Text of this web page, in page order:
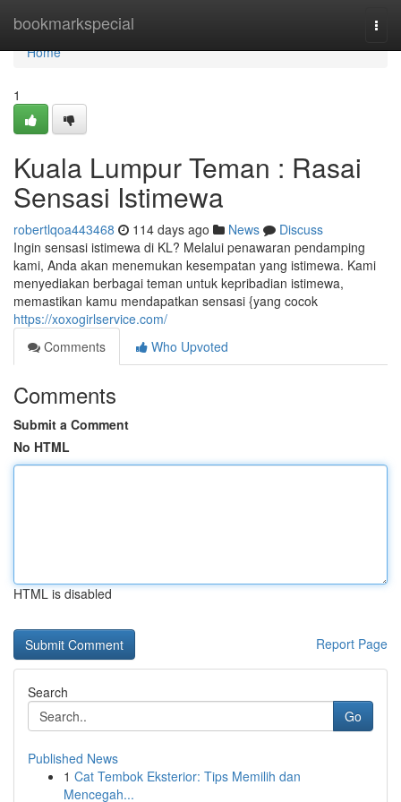
bookmarkspecial
Home
Home
1
Kuala Lumpur Teman : Rasai
Sensasi Istimewa
robertlqoa443468 114 days ago News
Discuss
Ingin sensasi istimewa di KL? Melalui penawaran pendamping
kami, Anda akan menemukan kesempatan yang istimewa. Kami
menyediakan berbagai teman untuk kepribadian istimewa,
memastikan kamu mendapatkan sensasi {yang cocok
https://xoxogirlservice.com/
Comments
Who Upvoted
Comments
Submit a Comment
No HTML
HTML is disabled
Report Page
Search
Go
Published News
1 Cat Tembok Eksterior: Tips Memilih dan
Mencegah...